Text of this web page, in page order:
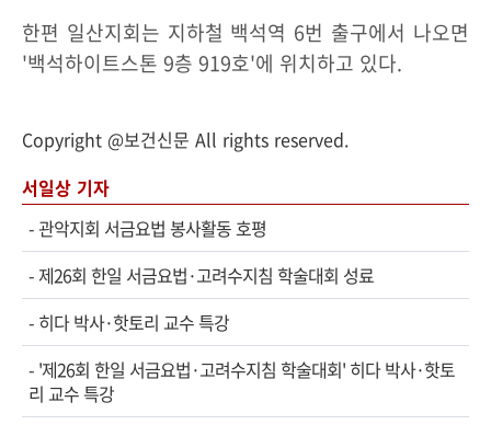
한편 일산지회는 지하철 백석역 6번 출구에서 나오면
'백석하이트스톤 9층 919호'에 위치하고 있다.
Copyright @보건신문 All rights reserved.
서일상 기자
-관악지회 서금요법 봉사활동 호평
-제26회 한일 서금요법·고려수지침 학술대회 성료
- 히다 박사·핫토리 교수 특강
- '제26회 한일 서금요법·고려수지침 학술대회' 히다 박사·핫토
리 교수 특강